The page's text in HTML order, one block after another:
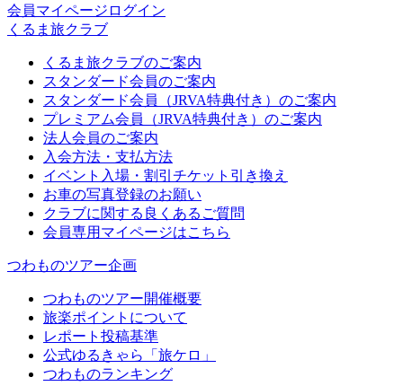
会員マイページログイン
くるま旅クラブ
くるま旅クラブのご案内
スタンダード会員のご案内
スタンダード会員（JRVA特典付き）のご案内
プレミアム会員（JRVA特典付き）のご案内
法人会員のご案内
入会方法・支払方法
イベント入場・割引チケット引き換え
お車の写真登録のお願い
クラブに関する良くあるご質問
会員専用マイページはこちら
つわものツアー企画
つわものツアー開催概要
旅楽ポイントについて
レポート投稿基準
公式ゆるきゃら「旅ケロ」
つわものランキング